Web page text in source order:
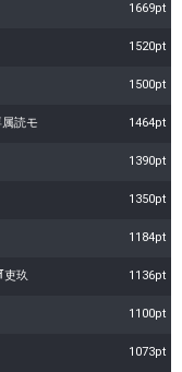
1669pt
1520pt
1500pt
読モ 1464pt
1390pt
1350pt
1184pt
吏玖 1136pt
1100pt
1073pt